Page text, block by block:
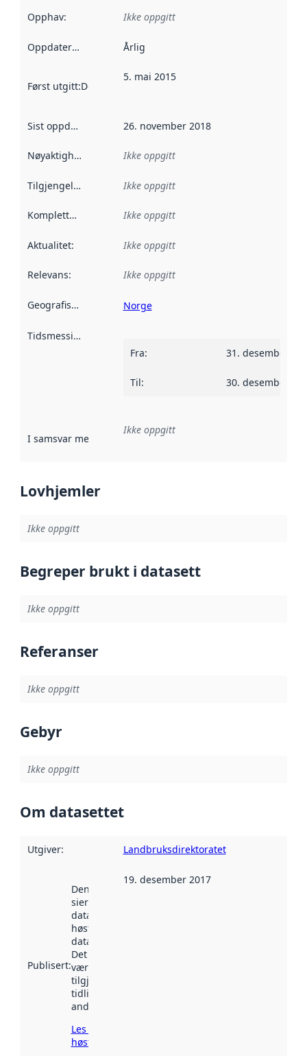
Opphav: Ikke oppgitt
Oppdateringsfrekvens :
Årlig
Først utgitt:Denne datoen sier når dataene i dette
5. mai 2015
Sist oppdatert 26. november 2018
Nøyaktighet Ikke oppgitt
Tilgjengelighet Ikke oppgitt
Kompletthet Ikke oppgitt
Aktualitet: Ikke oppgitt
Relevans: Ikke oppgitt
Geografisk avgrensning :
Norge
Tidsmessig avgrensning
Fra: 31. desember
Til: 30. desember
I samsvar med Referanse til en implementasjonsregel
Ikke oppgitt
Lovhjemler
Ikke oppgitt
Begreper brukt i datasett
Ikke oppgitt
Referanser
Ikke oppgitt
Gebyr
Ikke oppgitt
Om datasettet
Utgiver: Landbruksdirektoratet
Publisert:
Denne datoen
sier når
datasettet ble
høstet av
data.norge.no.
Det kan ha
vært
tilgjengelig
tidligere
andre steder.
Les mer om
høsting her
19. desember 2017